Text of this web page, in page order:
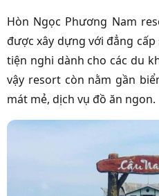
Hòn Ngọc Phương Nam
được xây dựng với đẳng
tiện nghi dành cho các du
vậy resort còn nằm gần
mát mẻ, dịch vụ đồ ăn ngon.